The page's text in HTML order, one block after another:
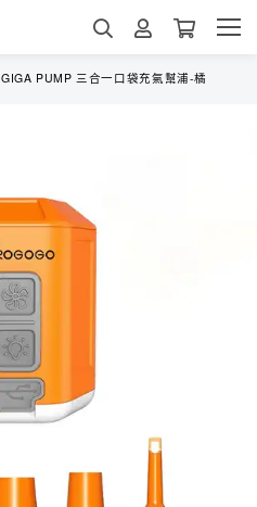
GIGA PUMP 三合一口袋充氣幫浦-橘